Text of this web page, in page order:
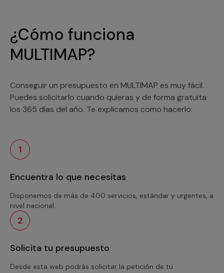
¿Cómo funciona
MULTIMAP?
Conseguir un presupuesto en MULTIMAP es muy fácil.
Puedes solicitarlo cuando quieras y de forma gratuita
los 365 días del año. Te explicamos como hacerlo:
1
Encuentra lo que necesitas
Disponemos de más de 400 servicios, estándar y urgentes, a
nivel nacional.
2
Solicita tu presupuesto
Desde esta web podrás solicitar la petición de tu